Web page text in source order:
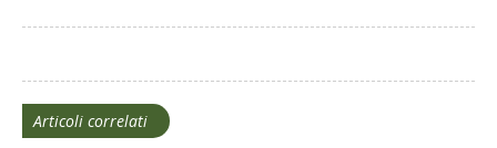
Articoli correlati